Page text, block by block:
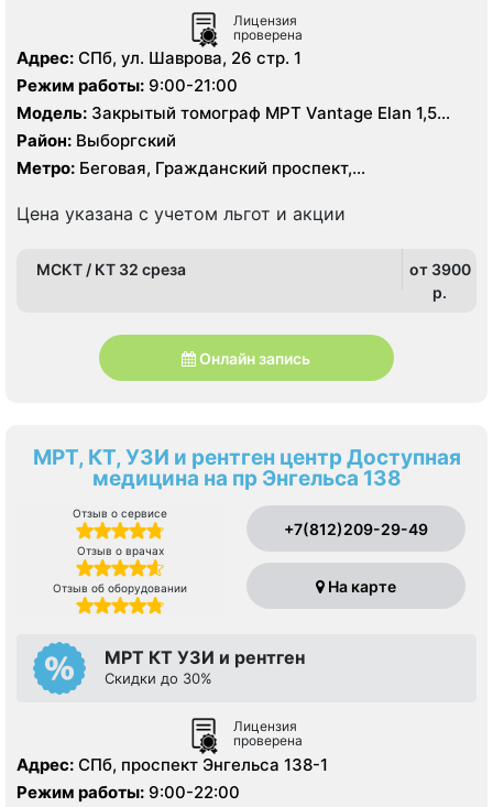
Лицензия
проверена
Адрес: СПб, ул. Шаврова, 26 стр. 1
Режим работы: 9:00-21:00
Модель: Закрытый томограф МРТ Vantage Elan 1,5
Тесла, КТ Aquilion Lightning TSX-035A 32 среза
Район: Выборгский
Метро: Беговая, Гражданский проспект,
Пионерская, Проспект Просвещения, Старая Деревня,
Удельная
Цена указана с учетом льгот и акции
МСКТ / КТ 32 среза
от 3900
p.
Онлайн запись
МРТ, КТ, УЗИ и рентген центр Доступная
медицина на пр Энгельса 138
Отзыв о сервисе
Отзыв о врачах
Отзыв об оборудовании
+7(812)209-29-49
На карте
МРТ КТ УЗИ и рентген
Скидки до 30%
Лицензия
проверена
Адрес: СПб, проспект Энгельса 138-1
Режим работы: 9:00-22:00